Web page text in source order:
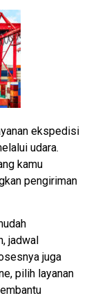
ekspedisi
udara.
kamu
pengiriman
jadwal
juga
pilih layanan